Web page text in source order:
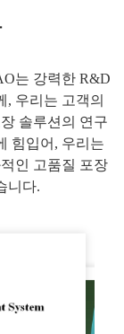
는 강력한 R&D
, 우리는 고객의
솔루션의 연구
힘입어, 우리는
인 고품질 포장
니다.